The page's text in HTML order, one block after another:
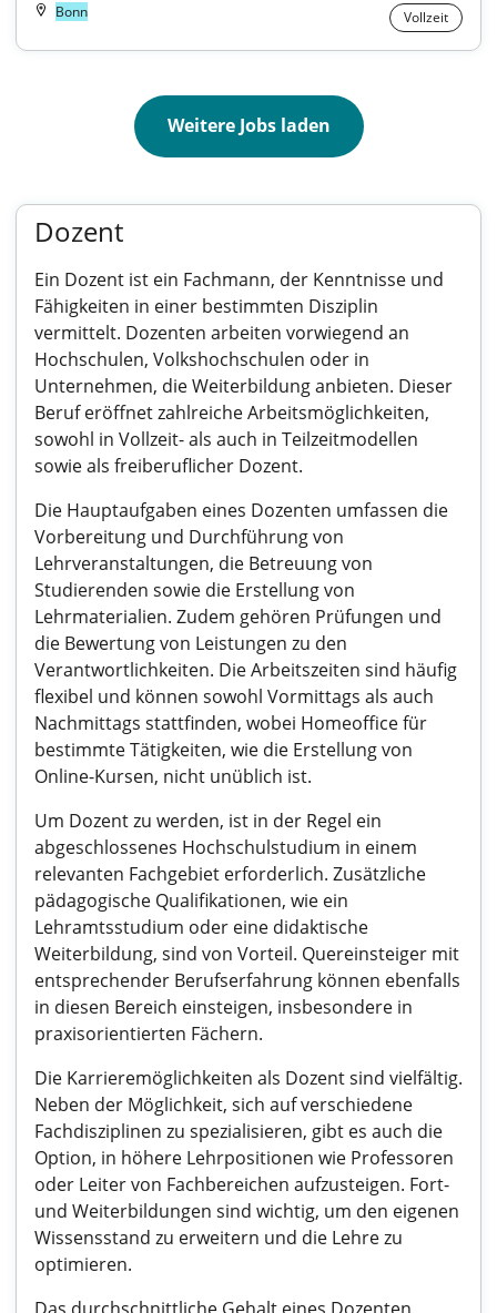
Bonn Vollzeit
Weitere Jobs laden
Dozent
Ein Dozent ist ein Fachmann, der Kenntnisse und
Fähigkeiten in einer bestimmten Disziplin
vermittelt. Dozenten arbeiten vorwiegend an
Hochschulen, Volkshochschulen oder in
Unternehmen, die Weiterbildung anbieten. Dieser
Beruf eröffnet zahlreiche Arbeitsmöglichkeiten,
sowohl in Vollzeit- als auch in Teilzeitmodellen
sowie als freiberuflicher Dozent.
Die Hauptaufgaben eines Dozenten umfassen die
Vorbereitung und Durchführung von
Lehrveranstaltungen, die Betreuung von
Studierenden sowie die Erstellung von
Lehrmaterialien. Zudem gehören Prüfungen und
die Bewertung von Leistungen zu den
Verantwortlichkeiten. Die Arbeitszeiten sind häufig
flexibel und können sowohl Vormittags als auch
Nachmittags stattfinden, wobei Homeoffice für
bestimmte Tätigkeiten, wie die Erstellung von
Online-Kursen, nicht unüblich ist.
Um Dozent zu werden, ist in der Regel ein
abgeschlossenes Hochschulstudium in einem
relevanten Fachgebiet erforderlich. Zusätzliche
pädagogische Qualifikationen, wie ein
Lehramtsstudium oder eine didaktische
Weiterbildung, sind von Vorteil. Quereinsteiger mit
entsprechender Berufserfahrung können ebenfalls
in diesen Bereich einsteigen, insbesondere in
praxisorientierten Fächern.
Die Karrieremöglichkeiten als Dozent sind vielfältig.
Neben der Möglichkeit, sich auf verschiedene
Fachdisziplinen zu spezialisieren, gibt es auch die
Option, in höhere Lehrpositionen wie Professoren
oder Leiter von Fachbereichen aufzusteigen. Fort-
und Weiterbildungen sind wichtig, um den eigenen
Wissensstand zu erweitern und die Lehre zu
optimieren.